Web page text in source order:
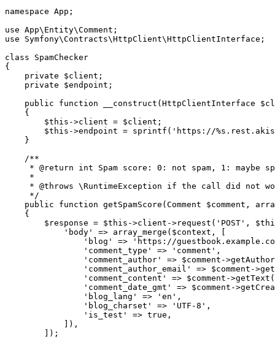
namespace App ;
use App\ Entity\Comment
use
Symfony\Contracts\HttpClient\HttpClientInterface ;
class
SpamChecker
{
private
$client ;
private
$endpoint ;
public
function __construct (HttpClientInterface $
{
$this ->client = $client ;
$this ->endpoint = sprintf ( 'https://
    }
/**
     *
@return int Spam score: 0: not spam, 1: maybe
     *
     *
@throws \RuntimeException if the call did not
     */
public
function getSpamScore (Comment $comment ,
{
$ response = $this ->client->request ( 'POST' , $
'body'
=> array_merge ( $context , [
'blog'
=>
'https://
'comment_type'
=> 'comment' ,
'comment_author'
=> $comment ->getAuthor
'comment_author_email'
=> $comment ->
'comment_content'
=> $comment ->getText
'comment_date_gmt'
=> $comment ->
'blog_lang'
=> 'en' ,
'blog_charset'
=> 'UTF-8' ,
'is_test'
=> true ,
            ]),
        ]);